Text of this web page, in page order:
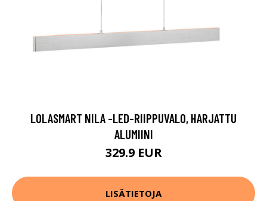
LOLASMART NILA -LED-RIIPPUVALO, HARJATTU
ALUMIINI
329.9 EUR
LISÄTIETOJA